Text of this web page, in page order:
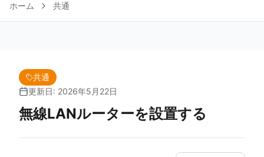
ホーム 共通
共通
更新日: 2026年5月22日
無線LANルーターを設置する